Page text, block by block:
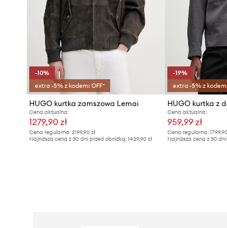
-10%
extra -5% z kodem: OFF*
HUGO kurtka zamszowa Lemai
Cena aktualna:
1279,90 zł
Cena regularna: 2199,90 zł
Najniższa cena z 30 dni przed obniżką: 1429,90 zł
-19%
extra -5% z
Cena aktualna:
959,99 zł
Cena regularna:
Najniższa cena z 30